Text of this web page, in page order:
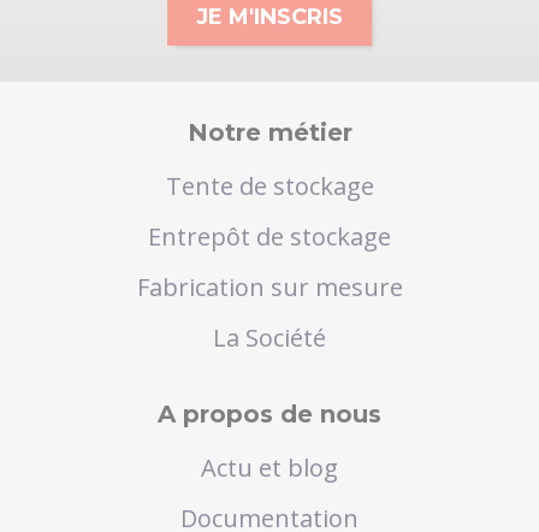
Notre métier
Tente de stockage
Entrepôt de stockage
Fabrication sur mesure
La Société
A propos de nous
Actu et blog
Documentation